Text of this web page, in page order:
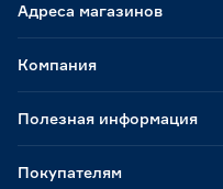
Адреса магазинов
Компания
Полезная информация
Покупателям